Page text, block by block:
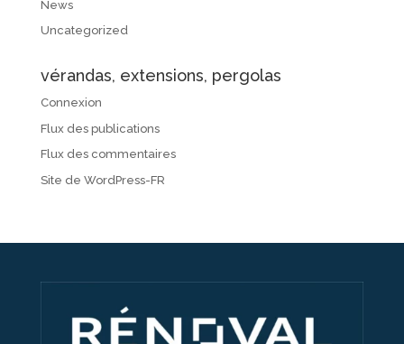
News
Uncategorized
vérandas, extensions, pergolas
Connexion
Flux des publications
Flux des commentaires
Site de WordPress-FR